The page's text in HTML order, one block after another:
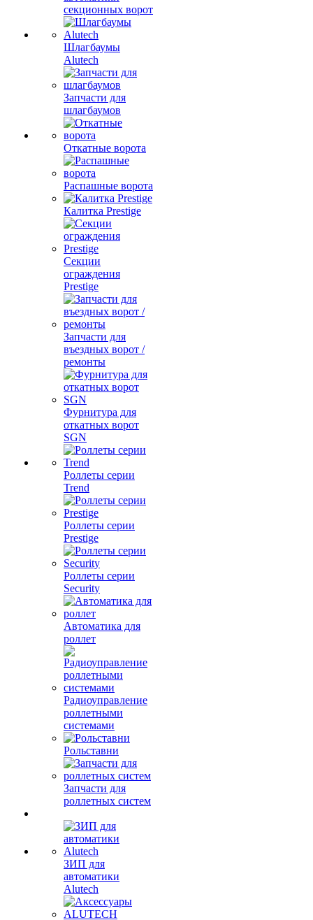
секционных ворот
Шлагбаумы
Alutech
Запчасти для
шлагбаумов
Откатные ворота
Распашные ворота
Калитка Prestige
Секции
ограждения
Prestige
Запчасти для
въездных ворот /
ремонты
Фурнитура для
откатных ворот
SGN
Роллеты серии
Trend
Роллеты серии
Prestige
Роллеты серии
Security
Автоматика для
роллет
Радиоуправление
роллетными
системами
Рольставни
Запчасти для
роллетных систем
ЗИП для
автоматики
Alutech